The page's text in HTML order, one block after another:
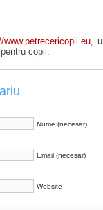
www.petrecericopii.eu,
copii.
Nume (necesar)
Email (necesar)
Website